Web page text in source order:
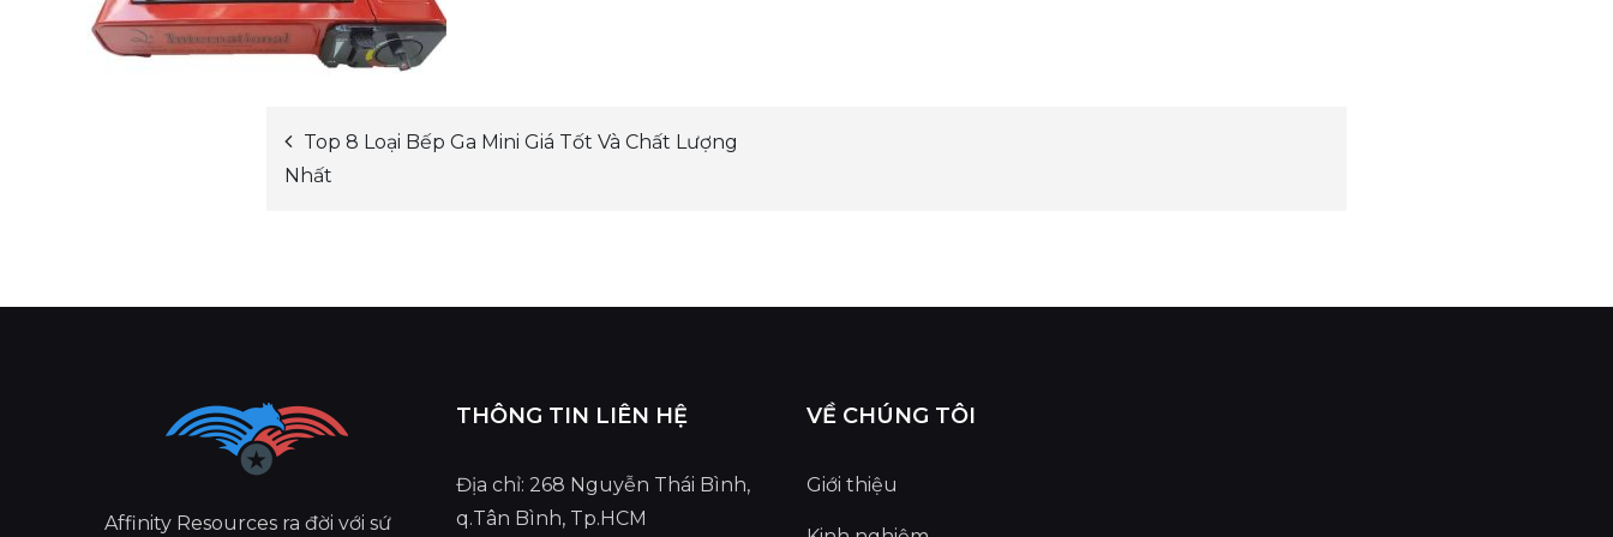
Post
Top 8 Loại Bếp Ga Mini Giá Tốt Và Chất Lượng
Nhất
Affinity Resources ra đời với sứ
THÔNG TIN LIÊN HỆ
Địa chỉ: 268 Nguyễn Thái Bình,
q.Tân Bình, Tp.HCM
VỀ CHÚNG TÔI
Giới thiệu